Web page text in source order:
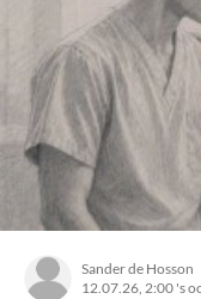
Sander de Hosson
12.07.26, 2:00 's